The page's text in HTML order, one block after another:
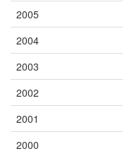
2005
2004
2003
2002
2001
2000